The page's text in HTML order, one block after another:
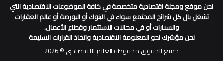
نحن موقع ومجلة اقتصادية متخصصة في كافة الموضوعات الاقتصادية التي
تشغل بال كل شرائح المجتمع سواء في البنوك أو البورصة أو عالم العقارات
والسيارات أو في مجالات الاستثمار وقطاع الأعمال.
نحن مؤشرك نحو المعلومة الاقتصادية واتخاذ القرارات السليمة
جميع الحقوق محفوظة العالم الاقتصادي © 2026